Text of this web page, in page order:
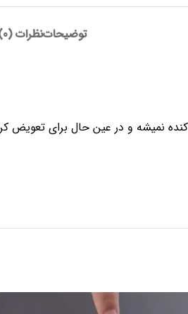
توضیحاتنظرات (0)
و در عین حال برای تعویض